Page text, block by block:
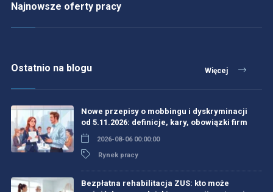
Najnowsze oferty pracy
Ostatnio na blogu Więcej
Nowe przepisy o mobbingu i dyskryminacji
od 5.11.2026: definicje, kary, obowiązki firm
2026-08-06 00:00:00
Rynek pracy
Bezpłatna rehabilitacja ZUS: kto może